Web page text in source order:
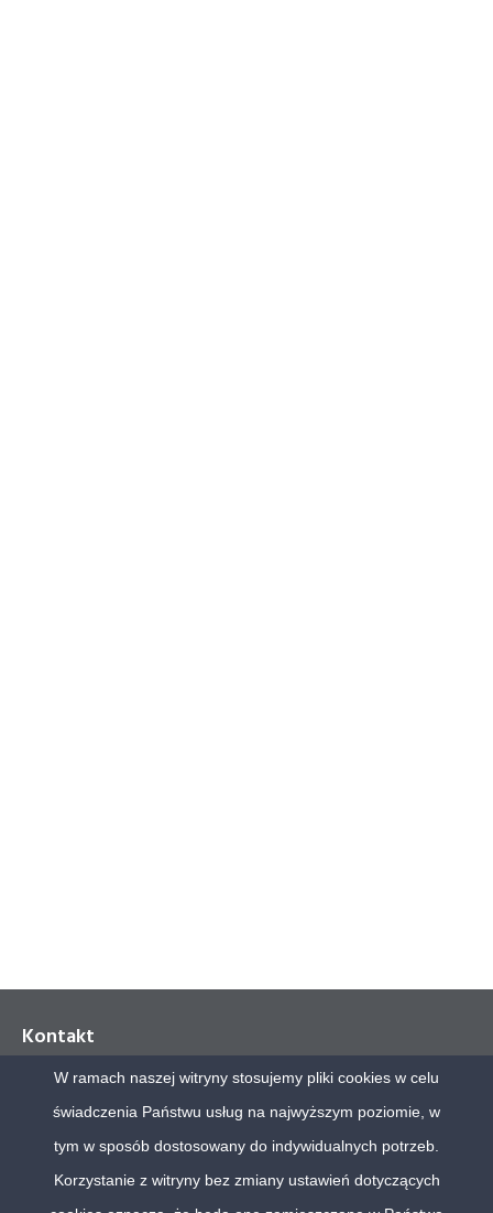
Kontakt
Polskie Badania Internetu Sp. z o.o.
Al. Jerozolimskie 65/79, biuro 11.31
00-697 Warszawa
tel. (48) 22 630 72 68
W ramach naszej witryny stosujemy pliki cookies w celu
świadczenia Państwu usług na najwyższym poziomie, w
tym w sposób dostosowany do indywidualnych potrzeb.
Korzystanie z witryny bez zmiany ustawień dotyczących